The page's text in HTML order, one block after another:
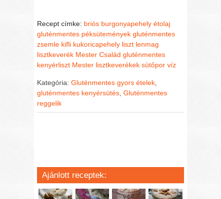
Recept címke: briós burgonyapehely étolaj
gluténmentes péksütemények gluténmentes
zsemle kifli kukoricapehely liszt lenmag
lisztkeverék Mester Család gluténmentes
kenyérliszt Mester lisztkeverékek sütőpor víz
Kategória:Gluténmentes gyors ételek
gluténmentes kenyérsütés ,Gluténmentes
reggelik
Ajánlott receptek: